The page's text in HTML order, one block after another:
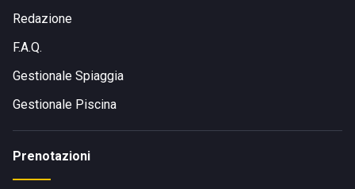
Redazione
F.A.Q.
Gestionale Spiaggia
Gestionale Piscina
Prenotazioni